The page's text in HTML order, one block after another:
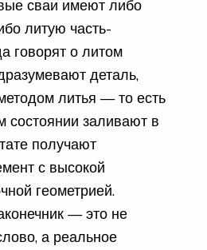
сваи имеют либо
литую часть-
говорят о литом
деталь,
литья — то есть
состоянии заливают в
получают
с высокой
геометрией.
— это не
а реальное